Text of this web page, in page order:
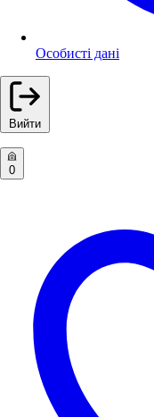
Особисті дані
Вийти
0